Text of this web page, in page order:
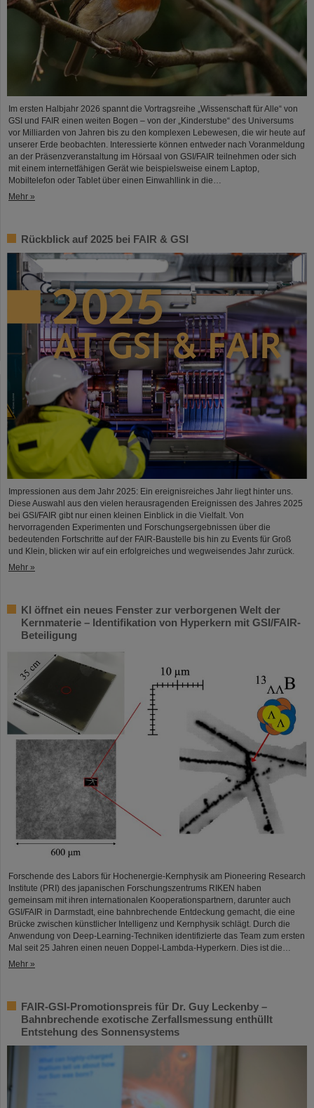
Im ersten Halbjahr 2026 spannt die Vortragsreihe „Wissenschaft für Alle“ von
GSI und FAIR einen weiten Bogen – von der „Kinderstube“ des Universums
vor Milliarden von Jahren bis zu den komplexen Lebewesen, die wir heute auf
unserer Erde beobachten. Interessierte können entweder nach Voranmeldung
an der Präsenzveranstaltung im Hörsaal von GSI/FAIR teilnehmen oder sich
mit einem internetfähigen Gerät wie beispielsweise einem Laptop,
Mobiltelefon oder Tablet über einen Einwahllink in die…
Mehr »
Rückblick auf 2025 bei FAIR & GSI
Impressionen aus dem Jahr 2025: Ein ereignisreiches Jahr liegt hinter uns.
Diese Auswahl aus den vielen herausragenden Ereignissen des Jahres 2025
bei GSI/FAIR gibt nur einen kleinen Einblick in die Vielfalt. Von
hervorragenden Experimenten und Forschungsergebnissen über die
bedeutenden Fortschritte auf der FAIR-Baustelle bis hin zu Events für Groß
und Klein, blicken wir auf ein erfolgreiches und wegweisendes Jahr zurück.
Mehr »
KI öffnet ein neues Fenster zur verborgenen Welt der
Kernmaterie – Identifikation von Hyperkern mit GSI/FAIR-
Beteiligung
Forschende des Labors für Hochenergie-Kernphysik am Pioneering Research
Institute (PRI) des japanischen Forschungszentrums RIKEN haben
gemeinsam mit ihren internationalen Kooperationspartnern, darunter auch
GSI/FAIR in Darmstadt, eine bahnbrechende Entdeckung gemacht, die eine
Brücke zwischen künstlicher Intelligenz und Kernphysik schlägt. Durch die
Anwendung von Deep-Learning-Techniken identifizierte das Team zum ersten
Mal seit 25 Jahren einen neuen Doppel-Lambda-Hyperkern. Dies ist die…
Mehr »
FAIR-GSI-Promotionspreis für Dr. Guy Leckenby –
Bahnbrechende exotische Zerfallsmessung enthüllt
Entstehung des Sonnensystems